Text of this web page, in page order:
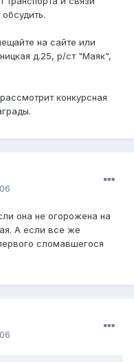
на сайте или
д.25, р/ст "Маяк",
конкурсная
она не огорожена на
А если все же
сломавшегося